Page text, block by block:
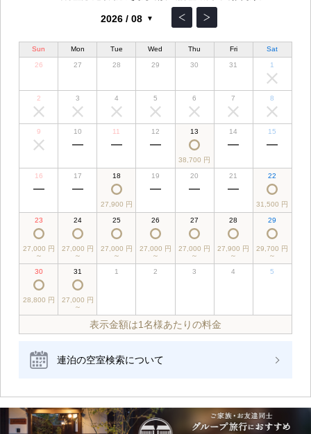
Sun Mon Tue Wed Thu Fri Sat
26 27 28 29 30 31 1
2 3 4 5 6 7 8
9 10 11 12 13
38,700 円
14 15
16 17 18
27,900 円
19 20 21 22
31,500 円
23
27,000 円
～
24
27,000 円
～
25
27,000 円
～
26
27,000 円
～
27
27,000 円
～
28
27,900 円
～
29
29,700 円
～
30
28,800 円
31
27,000 円
～
1 2 3 4 5
表示金額は1名様あたりの料金
連泊の空室検索について